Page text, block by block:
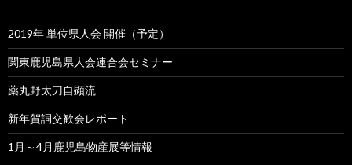
2019年 単位県人会 開催（予定）
関東鹿児島県人会連合会セミナー
薬丸野太刀自顕流
新年賀詞交歓会レポート
1月～4月鹿児島物産展等情報